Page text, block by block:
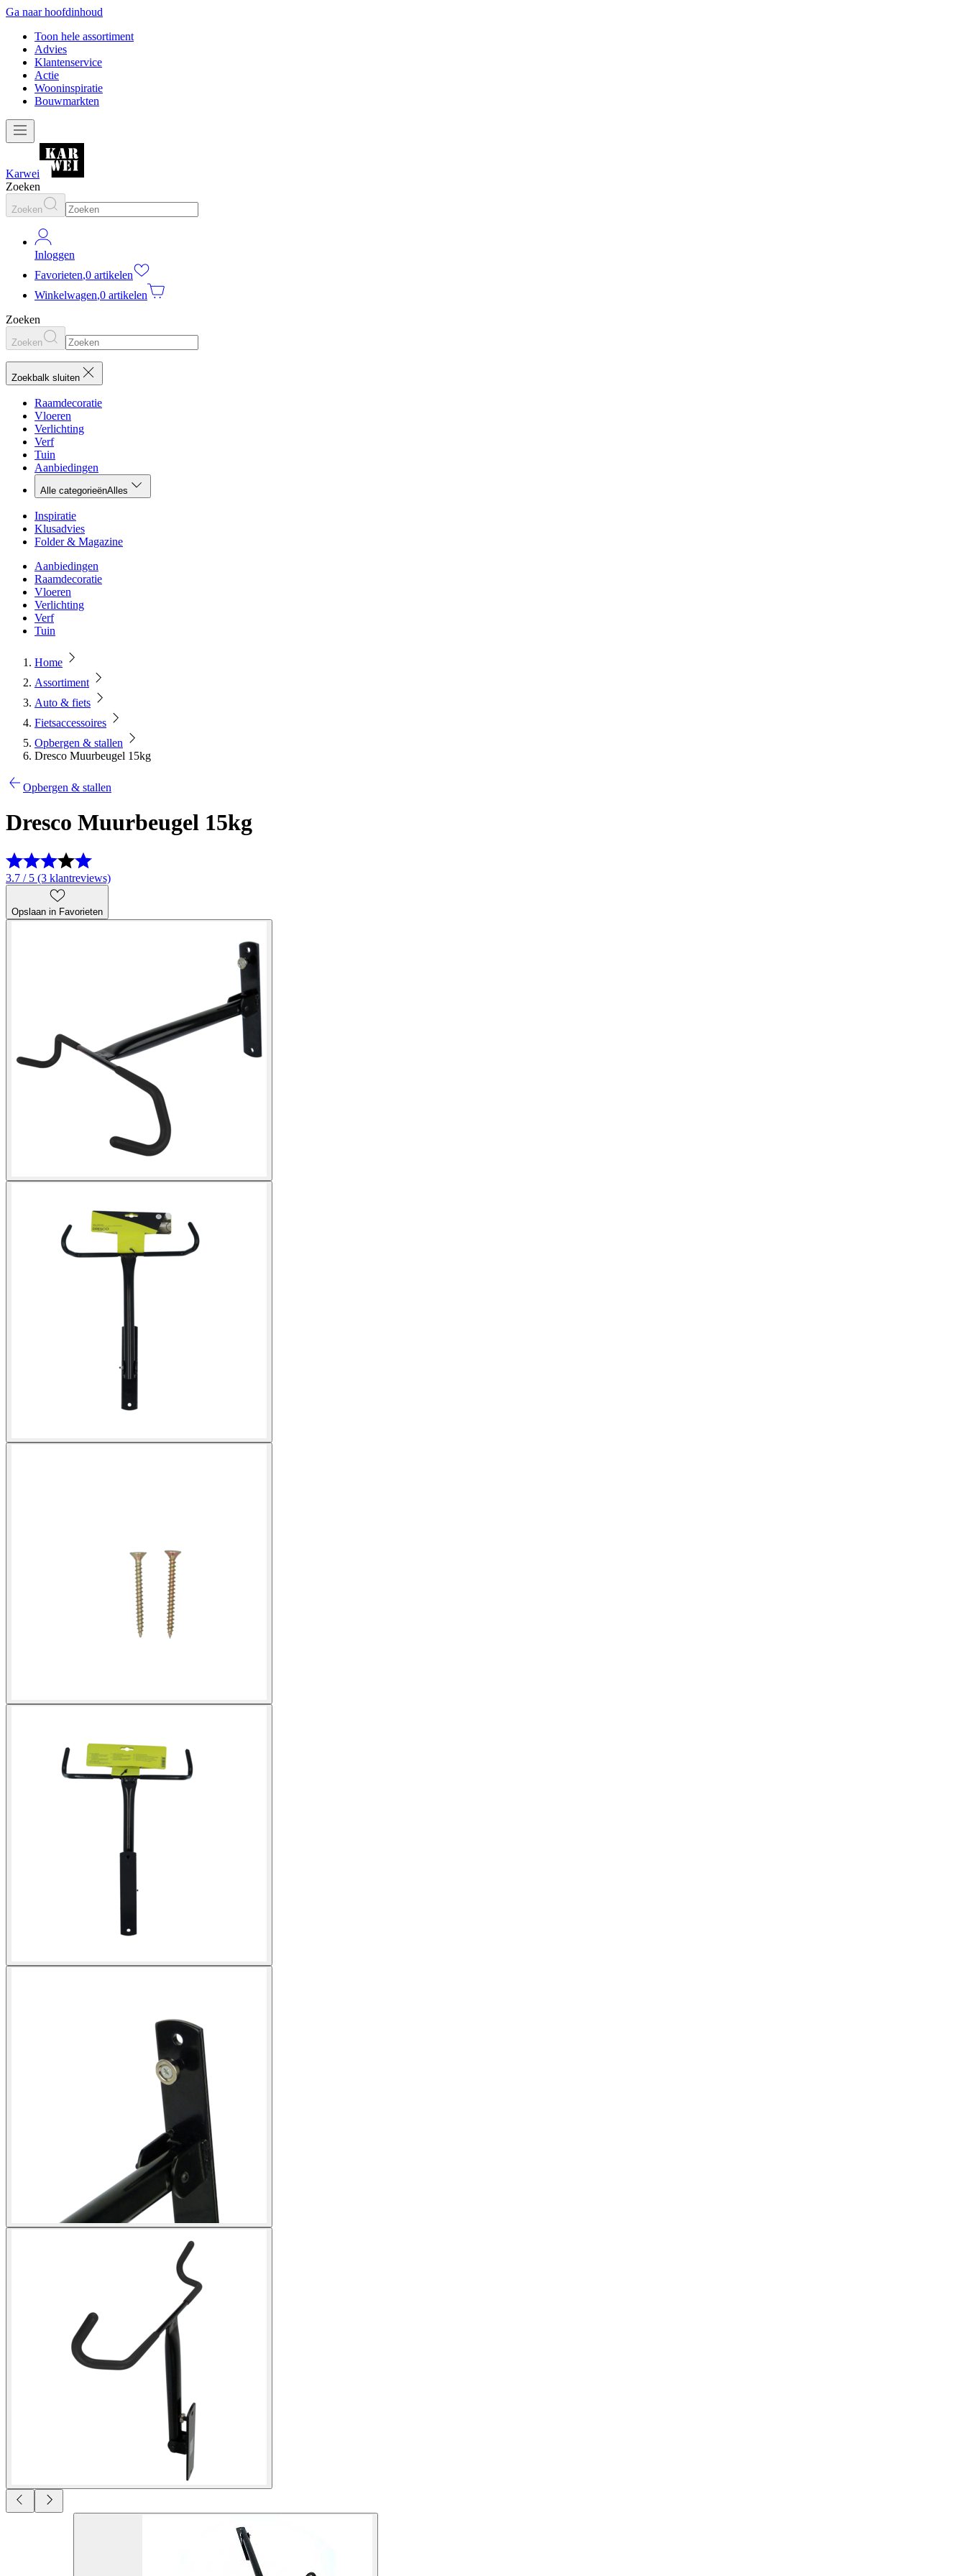
Ga naar hoofdinhoud
Toon hele assortiment
Advies
Klantenservice
Actie
Wooninspiratie
Bouwmarkten
Karwei
Zoeken
Zoeken
Inloggen
Favorieten,0 artikelen
Winkelwagen,0 artikelen
Zoeken
Zoeken
Zoekbalk sluiten
Raamdecoratie
Vloeren
Verlichting
Verf
Tuin
Aanbiedingen
Alle categorieënAlles
Inspiratie
Klusadvies
Folder & Magazine
Aanbiedingen
Raamdecoratie
Vloeren
Verlichting
Verf
Tuin
Home
Assortiment
Auto & fiets
Fietsaccessoires
Opbergen & stallen
Dresco Muurbeugel 15kg
Opbergen & stallen
Dresco Muurbeugel 15kg
3.7 / 5 (3 klantreviews)
Opslaan in Favorieten